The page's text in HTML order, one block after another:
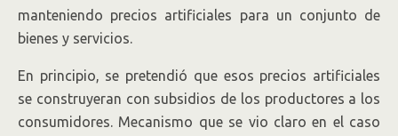
manteniendo precios artificiales para un conjunto de
bienes y servicios.
En principio, se pretendió que esos precios artificiales
se construyeran con subsidios de los productores a los
consumidores. Mecanismo que se vio claro en el caso